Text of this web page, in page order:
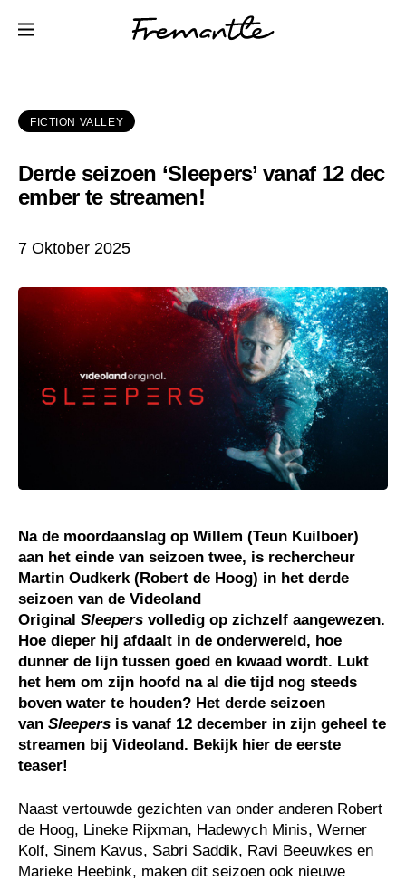
FICTION VALLEY
Derde seizoen ‘Sleepers’ vanaf 12 dec
ember te streamen!
7 Oktober 2025
Na de moordaanslag op Willem (Teun Kuilboer)
aan het einde van seizoen twee, is rechercheur
Martin Oudkerk (Robert de Hoog) in het derde
seizoen van de Videoland
Original Sleepers volledig op zichzelf aangewezen.
Hoe dieper hij afdaalt in de onderwereld, hoe
dunner de lijn tussen goed en kwaad wordt. Lukt
het hem om zijn hoofd na al die tijd nog steeds
boven water te houden? Het derde seizoen
van Sleepers is vanaf 12 december in zijn geheel te
streamen bij Videoland. Bekijk hier de eerste
teaser!
Naast vertouwde gezichten van onder anderen Robert
de Hoog, Lineke Rijxman, Hadewych Minis, Werner
Kolf, Sinem Kavus, Sabri Saddik, Ravi Beeuwkes en
Marieke Heebink, maken dit seizoen ook nieuwe